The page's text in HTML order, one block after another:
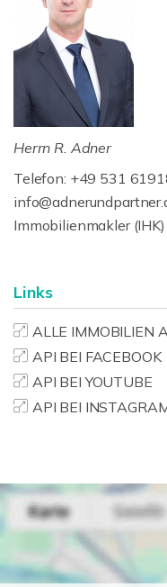
Herrn R. Adner
Telefon: +49 531
Immobilienmakler (IHK)
Links
ALLE IMMOBILIEN
API BEI FACEBOOK
API BEI YOUTUBE
API BEI